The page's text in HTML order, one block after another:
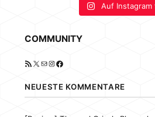
Auf Instagram
COMMUNITY
RSS-Feed
X E-MailInstagram
Facebook
NEUESTE KOMMENTARE